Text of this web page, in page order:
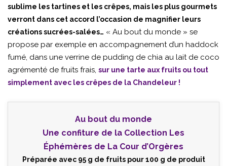
sublime les tartines et les crêpes, mais les plus gourmets
verront dans cet accord l’occasion de magnifier leurs
créations sucrées-salées… « Au bout du monde » se
propose par exemple en accompagnement d’un haddock
fumé, dans une verrine de pudding de chia au lait de coco
agrémenté de fruits frais, sur une tarte aux fruits ou tout
simplement avec les crêpes de la Chandeleur !
Au bout du monde
Une confiture de la Collection Les
Éphémères de La Cour d’Orgères
Préparée avec 95 g de fruits pour 100 g de produit